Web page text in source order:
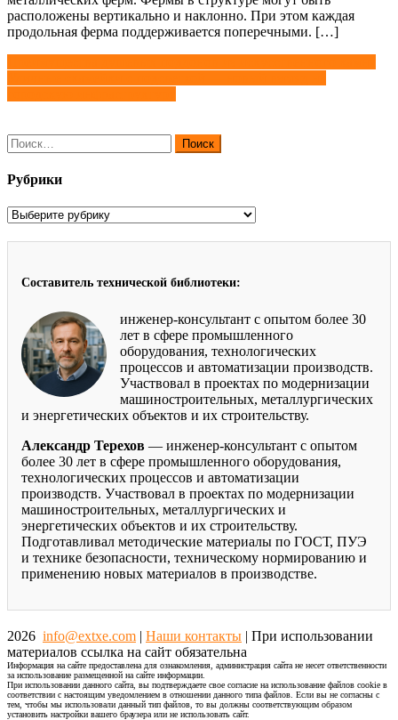
расположены вертикально и наклонно. При этом каждая
продольная ферма поддерживается поперечными. […]
Навигация
по
Найти:
Рубрики
Рубрики
Составитель технической библиотеки:
инженер-консультант с опытом более 30
лет в сфере промышленного
оборудования, технологических
процессов и автоматизации производств.
Участвовал в проектах по модернизации
машиностроительных, металлургических
и энергетических объектов и их строительству.
Александр Терехов — инженер-консультант с опытом
более 30 лет в сфере промышленного оборудования,
технологических процессов и автоматизации
производств. Участвовал в проектах по модернизации
машиностроительных, металлургических и
энергетических объектов и их строительству.
Подготавливал методические материалы по ГОСТ, ПУЭ
и технике безопасности, техническому нормированию и
применению новых материалов в производстве.
2026 info@extxe.com | Наши контакты | При использовании
материалов ссылка на сайт обязательна
Информация на сайте предоставлена для ознакомления, администрация сайта не несет ответственности
за использование размещенной на сайте информации.
При использовании данного сайта, вы подтверждаете свое согласие на использование файлов cookie в
соответствии с настоящим уведомлением в отношении данного типа файлов. Если вы не согласны с
тем, чтобы мы использовали данный тип файлов, то вы должны соответствующим образом
установить настройки вашего браузера или не использовать сайт.